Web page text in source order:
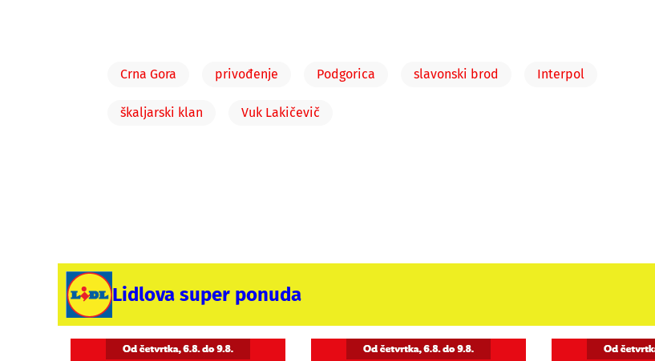
Crna Gora privođenje Podgorica slavonski brod Interpol
škaljarski klan Vuk Lakičevič
Lidlova super ponuda